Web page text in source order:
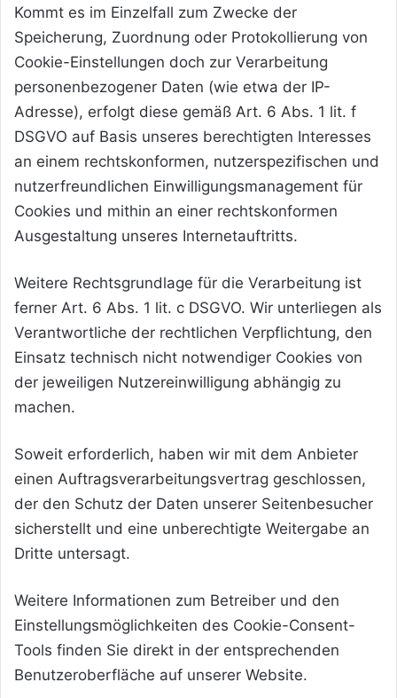
Kommt es im Einzelfall zum Zwecke der
Speicherung, Zuordnung oder Protokollierung von
Cookie-Einstellungen doch zur Verarbeitung
personenbezogener Daten (wie etwa der IP-
Adresse), erfolgt diese gemäß Art. 6 Abs. 1 lit. f
DSGVO auf Basis unseres berechtigten Interesses
an einem rechtskonformen, nutzerspezifischen und
nutzerfreundlichen Einwilligungsmanagement für
Cookies und mithin an einer rechtskonformen
Ausgestaltung unseres Internetauftritts.
Weitere Rechtsgrundlage für die Verarbeitung ist
ferner Art. 6 Abs. 1 lit. c DSGVO. Wir unterliegen als
Verantwortliche der rechtlichen Verpflichtung, den
Einsatz technisch nicht notwendiger Cookies von
der jeweiligen Nutzereinwilligung abhängig zu
machen.
Soweit erforderlich, haben wir mit dem Anbieter
einen Auftragsverarbeitungsvertrag geschlossen,
der den Schutz der Daten unserer Seitenbesucher
sicherstellt und eine unberechtigte Weitergabe an
Dritte untersagt.
Weitere Informationen zum Betreiber und den
Einstellungsmöglichkeiten des Cookie-Consent-
Tools finden Sie direkt in der entsprechenden
Benutzeroberfläche auf unserer Website.